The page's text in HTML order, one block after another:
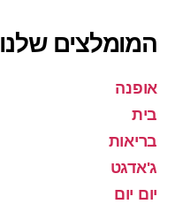
המומלצים שלנו
אופנה
בית
בריאות
ג'אדגט
יום יום